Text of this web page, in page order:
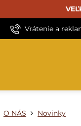
Vrátenie a
O NÁS Novinky